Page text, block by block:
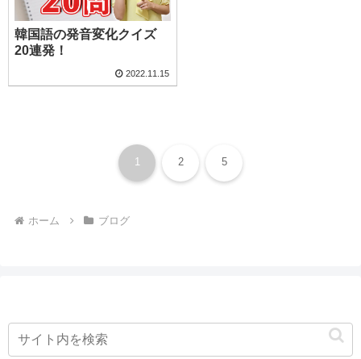
韓国語の発音変化クイズ
20連発！
2022.11.15
1 2 5
ホーム ブログ